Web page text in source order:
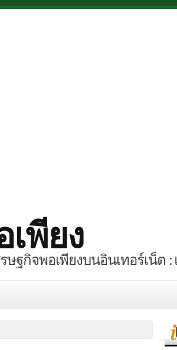
พียง
ษฐกิจพอเพียงบนอินเทอร์เน็ต